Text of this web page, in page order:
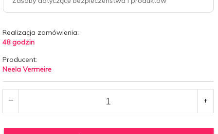
Realizacja zamówienia:
48 godzin
Producent:
Neela Vermeire